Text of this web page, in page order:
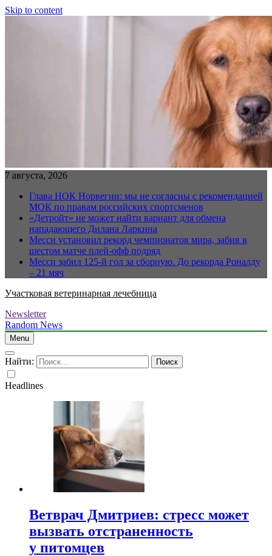
Skip to content
7 августа, 2026
Глава НОК Норвегии: мы не согласны с рекомендацией
МОК по правам российских спортсменов
«Детройт» не может найти вариант для обмена
нападающего Дилана Ларкина
Месси установил рекорд чемпионатов мира, забив в
шестом матче плей‑офф подряд
Месси забил 125-й гол за сборную. До рекорда Роналду
– 21 мяч
Участковая ветеринарная лечебница
Newsletter
Random News
Menu
Найти:
Headlines
Ветврач Дмитриев: стресс может
вызвать отстраненность
у питомцев